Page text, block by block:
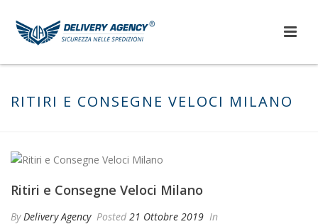
RITIRI E CONSEGNE VELOCI MILANO
Ritiri e Consegne Veloci Milano
By Delivery Agency Posted 21 Ottobre 2019 In